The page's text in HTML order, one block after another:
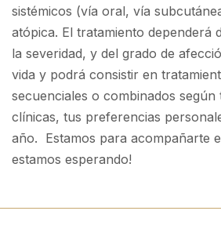
sistémicos (vía oral, vía
atópica. El tratamiento dependerá
la severidad, y del grado de
vida y podrá consistir en
secuenciales o combinados según
clínicas, tus preferencias
año. Estamos para acompañarte
estamos esperando!